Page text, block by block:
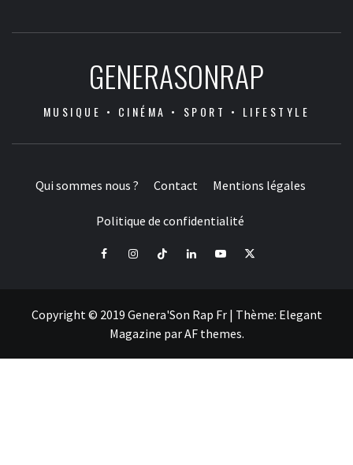
GENERASONRAP
MUSIQUE • CINÉMA • SPORT • LIFESTYLE
Qui sommes nous ? Contact Mentions légales
Politique de confidentialité
FacebookInstagramTiktok LinkedInYoutube
X
Copyright © 2019 Genera'Son Rap Fr | Thème: Elegant
Magazine parAF themes.